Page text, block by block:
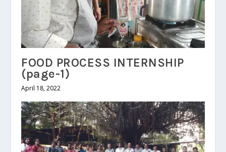
FOOD PROCESS INTERNSHIP
(page-1)
April 18, 2022